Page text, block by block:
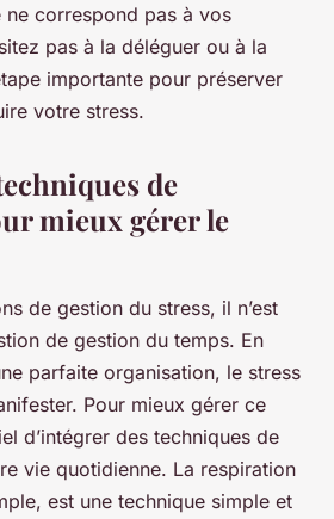
correspond pas à vos
pas à la déléguer ou à la
importante pour préserver
votre stress.
de
mieux gérer le
de gestion du stress, il n’est
de gestion du temps. En
parfaite organisation, le stress
Pour mieux gérer ce
d’intégrer des techniques de
vie quotidienne. La respiration
est une technique simple et